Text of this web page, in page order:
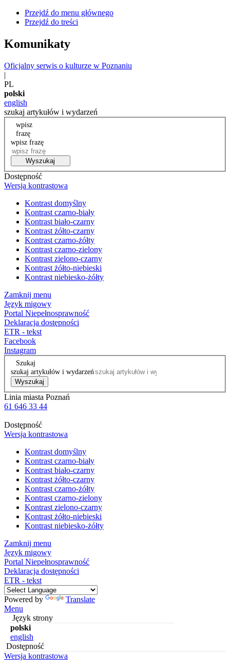
Przejdź do menu głównego
Przejdź do treści
Komunikaty
Oficjalny serwis o kulturze w Poznaniu
|
PL
polski
english
szukaj artykułów i wydarzeń
wpisz
frazę
wpisz frazę
Wyszukaj
Dostępność
Wersja kontrastowa
Kontrast domyślny
Kontrast czarno-biały
Kontrast biało-czarny
Kontrast żółto-czarny
Kontrast czarno-żółty
Kontrast czarno-zielony
Kontrast zielono-czarny
Kontrast żółto-niebieski
Kontrast niebiesko-żółty
Zamknij menu
Język migowy
Portal Niepełnosprawność
Deklaracja dostępności
ETR - tekst
Facebook
Instagram
Szukaj
szukaj artykułów i wydarzeń
Wyszukaj
Linia miasta Poznań
61 646 33 44
Dostępność
Wersja kontrastowa
Kontrast domyślny
Kontrast czarno-biały
Kontrast biało-czarny
Kontrast żółto-czarny
Kontrast czarno-żółty
Kontrast czarno-zielony
Kontrast zielono-czarny
Kontrast żółto-niebieski
Kontrast niebiesko-żółty
Zamknij menu
Język migowy
Portal Niepełnosprawność
Deklaracja dostępności
ETR - tekst
Powered by
Translate
Menu
Język strony
polski
english
Dostępność
Wersja kontrastowa